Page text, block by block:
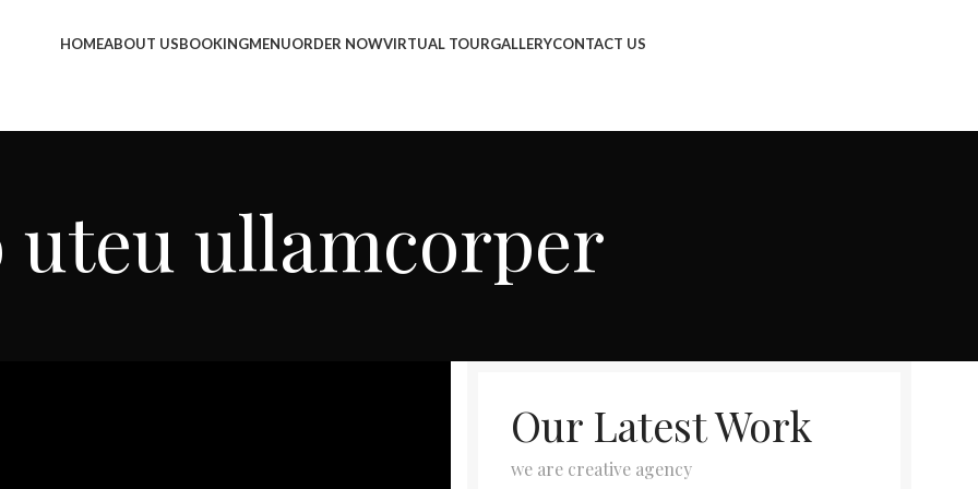
HOMEABOUT USBOOKINGMENUORDER NOWVIRTUAL TOURGALLERYCONTACT US
uteu ullamcorper
Our Latest Work
we are creative agency